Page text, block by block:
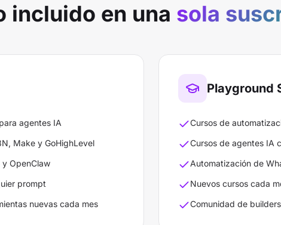
incluido en una sola
agentes IA
Make y GoHighLevel
y OpenClaw
prompt
nuevas cada mes
Playground
Cursos de
Cursos de agentes IA
Automatización de
Nuevos cursos cada
Comunidad de